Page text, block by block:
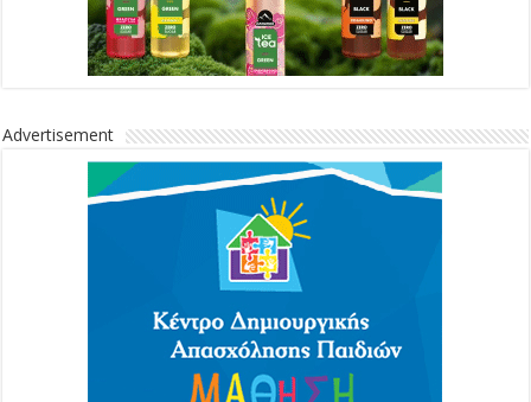
Advertisement